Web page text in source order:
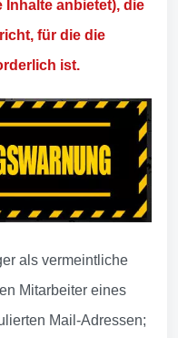
anbietet), die
für die die
ist.
als vermeintliche
Mitarbeiter eines
Mail-Adressen;